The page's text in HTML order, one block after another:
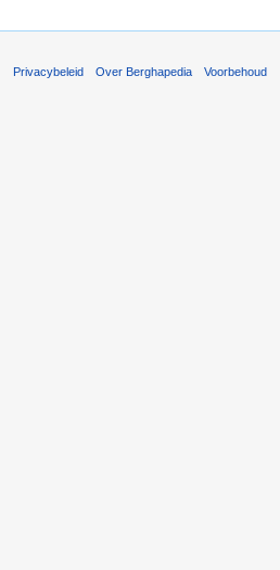
Privacybeleid Over Berghapedia Voorbehoud